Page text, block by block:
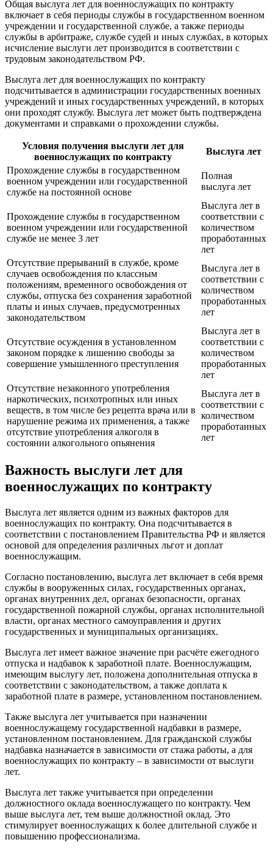
Общая выслуга лет для военнослужащих по контракту
включает в себя периоды службы в государственном военном
учреждении и государственной службе, а также периоды
службы в арбитраже, службе судей и иных службах, в которых
исчисление выслуги лет производится в соответствии с
трудовым законодательством РФ.
Выслуга лет для военнослужащих по контракту
подсчитывается в администрации государственных военных
учреждений и иных государственных учреждений, в которых
они проходят службу. Выслуга лет может быть подтверждена
документами и справками о прохождении службы.
Условия получения выслуги лет для
военнослужащих по контракту
Выслуга лет
Прохождение службы в государственном
военном учреждении или государственной
службе на постоянной основе
Полная
выслуга лет
Прохождение службы в государственном
военном учреждении или государственной
службе не менее 3 лет
Выслуга лет в
соответствии с
количеством
проработанных
лет
Отсутствие прерываний в службе, кроме
случаев освобождения по классным
положениям, временного освобождения от
службы, отпуска без сохранения заработной
платы и иных случаев, предусмотренных
законодательством
Выслуга лет в
соответствии с
количеством
проработанных
лет
Отсутствие осуждения в установленном
законом порядке к лишению свободы за
совершение умышленного преступления
Выслуга лет в
соответствии с
количеством
проработанных
лет
Отсутствие незаконного употребления
наркотических, психотропных или иных
веществ, в том числе без рецепта врача или в
нарушение режима их применения, а также
отсутствие употребления алкоголя в
состоянии алкогольного опьянения
Выслуга лет в
соответствии с
количеством
проработанных
лет
Важность выслуги лет для
военнослужащих по контракту
Выслуга лет является одним из важных факторов для
военнослужащих по контракту. Она подсчитывается в
соответствии с постановлением Правительства РФ и является
основой для определения различных льгот и доплат
военнослужащим.
Согласно постановлению, выслуга лет включает в себя время
службы в вооруженных силах, государственных органах,
органах внутренних дел, органах безопасности, органах
государственной пожарной службы, органах исполнительной
власти, органах местного самоуправления и других
государственных и муниципальных организациях.
Выслуга лет имеет важное значение при расчёте ежегодного
отпуска и надбавок к заработной плате. Военнослужащим,
имеющим выслугу лет, положена дополнительная отпуска в
соответствии с законодательством, а также доплата к
заработной плате в размере, установленном постановлением.
Также выслуга лет учитывается при назначении
военнослужащему государственной надбавки в размере,
установленном постановлением. Для гражданской службы
надбавка назначается в зависимости от стажа работы, а для
военнослужащих по контракту – в зависимости от выслуги
лет.
Выслуга лет также учитывается при определении
должностного оклада военнослужащего по контракту. Чем
выше выслуга лет, тем выше должностной оклад. Это
стимулирует военнослужащих к более длительной службе и
повышению профессионализма.